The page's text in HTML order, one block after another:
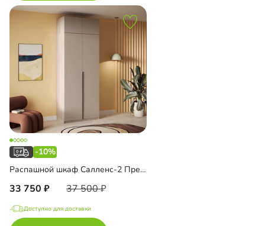
-10%
Распашной шкаф Салленс-2 Премиум с антресолью
33 750 37 500
Доступно для доставки